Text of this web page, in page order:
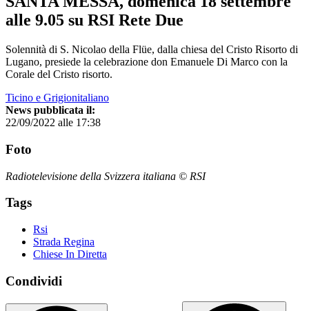
alle 9.05 su RSI Rete Due
Solennità di S. Nicolao della Flüe, dalla chiesa del Cristo Risorto di
Lugano, presiede la celebrazione don Emanuele Di Marco con la
Corale del Cristo risorto.
Ticino e Grigionitaliano
News pubblicata il:
22/09/2022 alle 17:38
Foto
Radiotelevisione della Svizzera italiana © RSI
Tags
Rsi
Strada Regina
Chiese In Diretta
Condividi